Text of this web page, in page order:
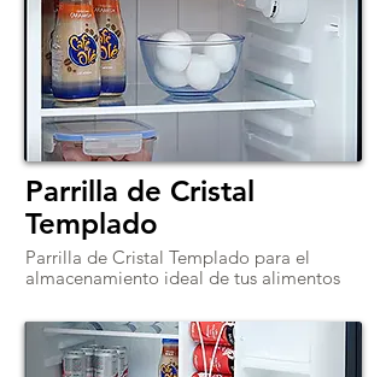
Parrilla de Cristal
Templado
Parrilla de Cristal Templado para el
almacenamiento ideal de tus alimentos